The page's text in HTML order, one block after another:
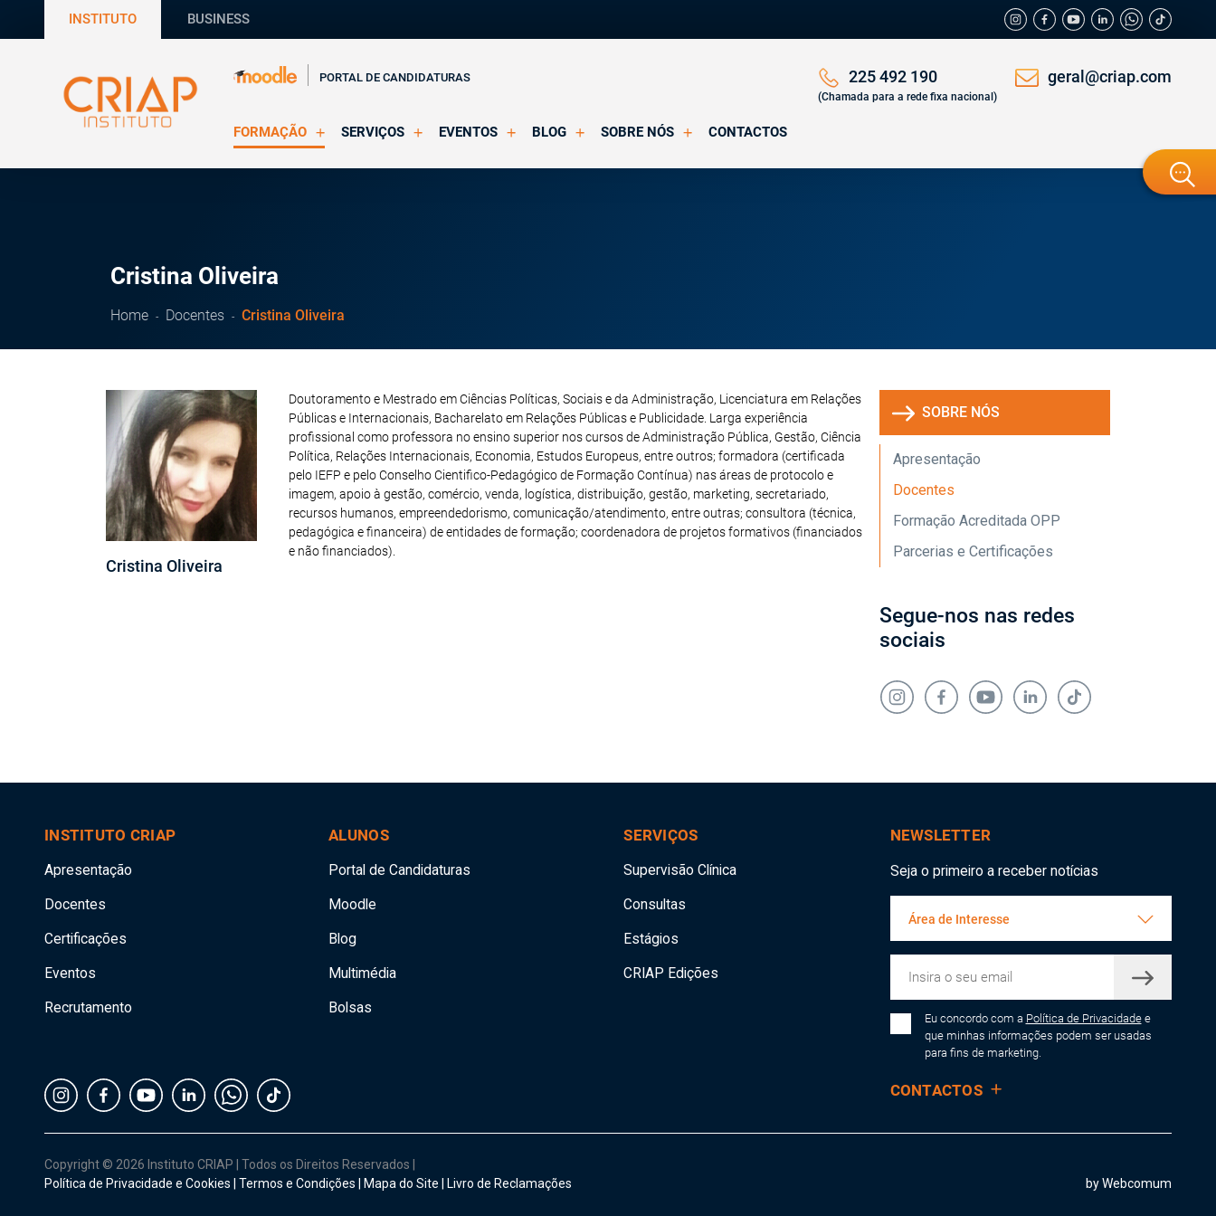
INSTITUTO BUSINESS
PORTAL DE CANDIDATURAS 225 492 190
(Chamada para a rede fixa nacional)
geral@criap.com
FORMAÇÃO SERVIÇOS EVENTOS BLOG SOBRE NÓS CONTACTOS
Cristina Oliveira
Home Docentes Cristina Oliveira
Cristina Oliveira
Doutoramento e Mestrado em Ciências Políticas, Sociais e da Administração, Licenciatura em Relações
Públicas e Internacionais, Bacharelato em Relações Públicas e Publicidade. Larga experiência
profissional como professora no ensino superior nos cursos de Administração Pública, Gestão, Ciência
Política, Relações Internacionais, Economia, Estudos Europeus, entre outros; formadora (certificada
pelo IEFP e pelo Conselho Cientifico-Pedagógico de Formação Contínua) nas áreas de protocolo e
imagem, apoio à gestão, comércio, venda, logística, distribuição, gestão, marketing, secretariado,
recursos humanos, empreendedorismo, comunicação/atendimento, entre outras; consultora (técnica,
pedagógica e financeira) de entidades de formação; coordenadora de projetos formativos (financiados
e não financiados).
SOBRE NÓS
Apresentação
Docentes
Formação Acreditada OPP
Parcerias e Certificações
Segue-nos nas redes
sociais
INSTITUTO CRIAP
Apresentação
Docentes
Certificações
Eventos
Recrutamento
ALUNOS
Portal de Candidaturas
Moodle
Blog
Multimédia
Bolsas
SERVIÇOS
Supervisão Clínica
Consultas
Estágios
CRIAP Edições
CONTACTOS
NEWSLETTER
Seja o primeiro a receber notícias
Área de Interesse
Eu concordo com a Política de Privacidadee
que minhas informações podem ser usadas
para fins de marketing.
Copyright © 2026 Instituto CRIAP Todos os Direitos Reservados
Política de Privacidade e Cookies
Termos e Condições Mapa do Site Livro de Reclamações by Webcomum